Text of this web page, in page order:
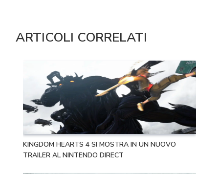
ARTICOLI CORRELATI
KINGDOM HEARTS 4 SI MOSTRA IN UN NUOVO
TRAILER AL NINTENDO DIRECT